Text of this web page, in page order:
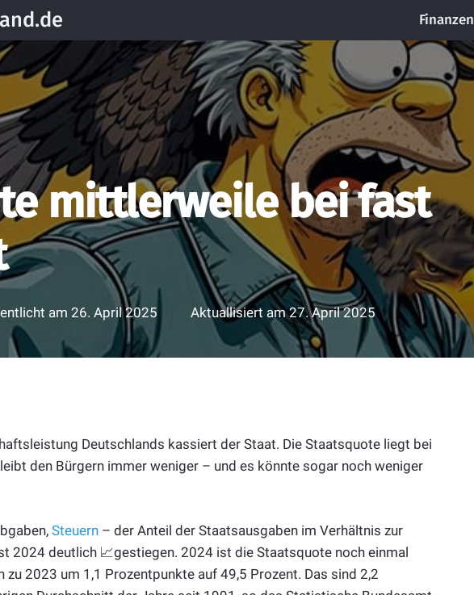
Finanzen
mittlerweile bei fast
am 26. April 2025 Aktuallisiert am27. April 2025
Deutschlands kassiert der Staat. Die Staatsquote liegt bei
den Bürgern immer weniger – und es könnte sogar noch weniger
Steuern – der Anteil der Staatsausgaben im Verhältnis zur
2024 deutlich 📈gestiegen. 2024 ist die Staatsquote noch einmal
zu 2023 um 1,1 Prozentpunkte auf 49,5 Prozent. Das sind 2,2